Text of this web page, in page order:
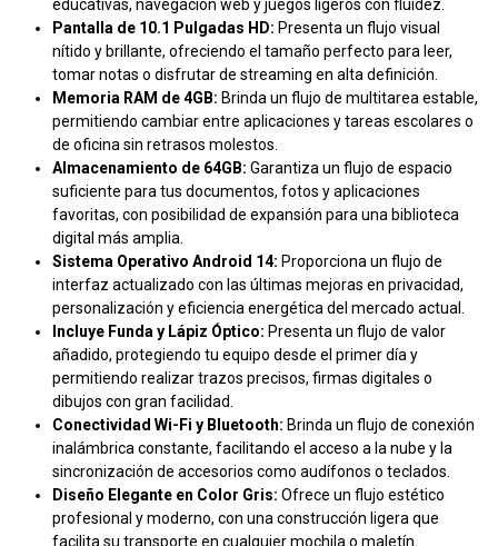
educativas, navegación web y juegos ligeros con fluidez.
Pantalla de 10.1 Pulgadas HD: Presenta un flujo visual
nítido y brillante, ofreciendo el tamaño perfecto para leer,
tomar notas o disfrutar de streaming en alta definición.
Memoria RAM de 4GB: Brinda un flujo de multitarea estable,
permitiendo cambiar entre aplicaciones y tareas escolares o
de oficina sin retrasos molestos.
Almacenamiento de 64GB: Garantiza un flujo de espacio
suficiente para tus documentos, fotos y aplicaciones
favoritas, con posibilidad de expansión para una biblioteca
digital más amplia.
Sistema Operativo Android 14: Proporciona un flujo de
interfaz actualizado con las últimas mejoras en privacidad,
personalización y eficiencia energética del mercado actual.
Incluye Funda y Lápiz Óptico: Presenta un flujo de valor
añadido, protegiendo tu equipo desde el primer día y
permitiendo realizar trazos precisos, firmas digitales o
dibujos con gran facilidad.
Conectividad Wi-Fi y Bluetooth: Brinda un flujo de conexión
inalámbrica constante, facilitando el acceso a la nube y la
sincronización de accesorios como audífonos o teclados.
Diseño Elegante en Color Gris: Ofrece un flujo estético
profesional y moderno, con una construcción ligera que
facilita su transporte en cualquier mochila o maletín.